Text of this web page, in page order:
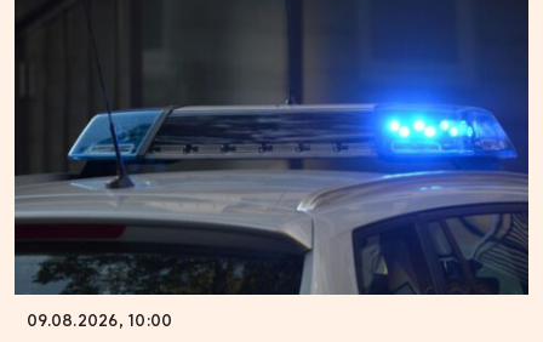
09.08.2026, 10:00